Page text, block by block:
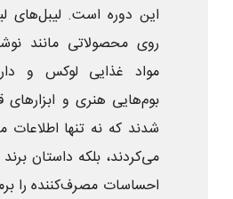
این دوره است. لیبل‌های
روی محصولاتی مانند
مواد غذایی لوکس و
بوم‌هایی هنری و ابزارهای
شدند که نه تنها اطلاعات
می‌کردند، بلکه داستان
احساسات مصرف‌کننده را